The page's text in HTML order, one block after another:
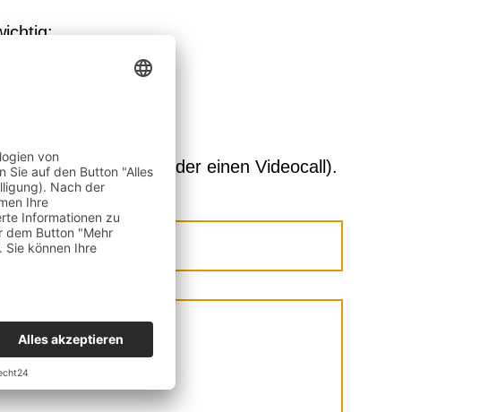
vor Ort oder einen Videocall).